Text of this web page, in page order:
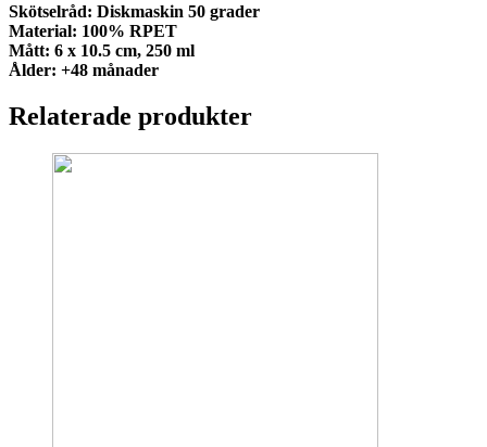
Skötselråd: Diskmaskin 50 grader
Material: 100% RPET
Mått: 6 x 10.5 cm, 250 ml
Ålder: +48 månader
Relaterade produkter